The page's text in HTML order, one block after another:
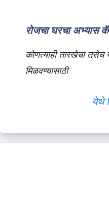
रोजचा घरचा अभ्यास
कोणत्याही तारखेचा तसेच
मिळवण्यासाठी
येथे